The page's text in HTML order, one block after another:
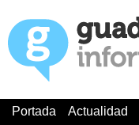
Portada Actualidad